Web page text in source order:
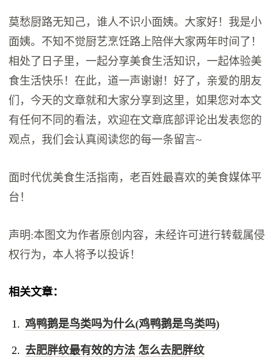
莫愁厨路无知己，谁人不识小面姨。大家好！我是小
面姨。不知不觉厨艺烹饪路上陪伴大家两年时间了！
相处了日子里，一起分享美食生活知识，一起体验美
食生活快乐！在此，道一声谢谢！好了，亲爱的朋友
们，今天的文章就和大家分享到这里，如果您对本文
有任何不同的看法，欢迎在文章底部评论出发表您的
观点，我们会认真阅读您的每一条留言~
面时代优美食生活指南，老百姓最喜欢的美食媒体平
台！
声明:本图文为作者原创内容，未经许可进行转载属侵
权行为，本人将予以投诉！
相关文章：
鸡鸭鹅是鸟类吗为什么(鸡鸭鹅是鸟类吗)
去肥胖纹最有效的方法 怎么去肥胖纹